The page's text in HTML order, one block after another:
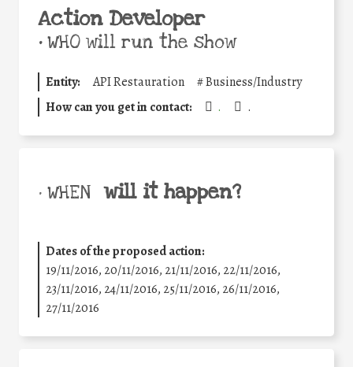
Action Developer
•WHO will run the show
Entity: API Restauration #Business/Industry
How can you get in contact:
. .
• WHEN will it happen?
Dates of the proposed action:
19/11/2016, 20/11/2016, 21/11/2016, 22/11/2016,
23/11/2016, 24/11/2016, 25/11/2016, 26/11/2016,
27/11/2016